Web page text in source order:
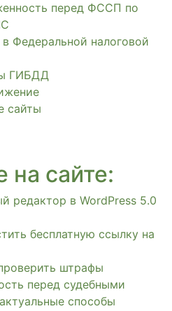
перед ФССП по
Федеральной налоговой
ГИБДД
сайты
на сайте:
редактор в WordPress 5.0
бесплатную ссылку на
штрафы
перед судебными
способы